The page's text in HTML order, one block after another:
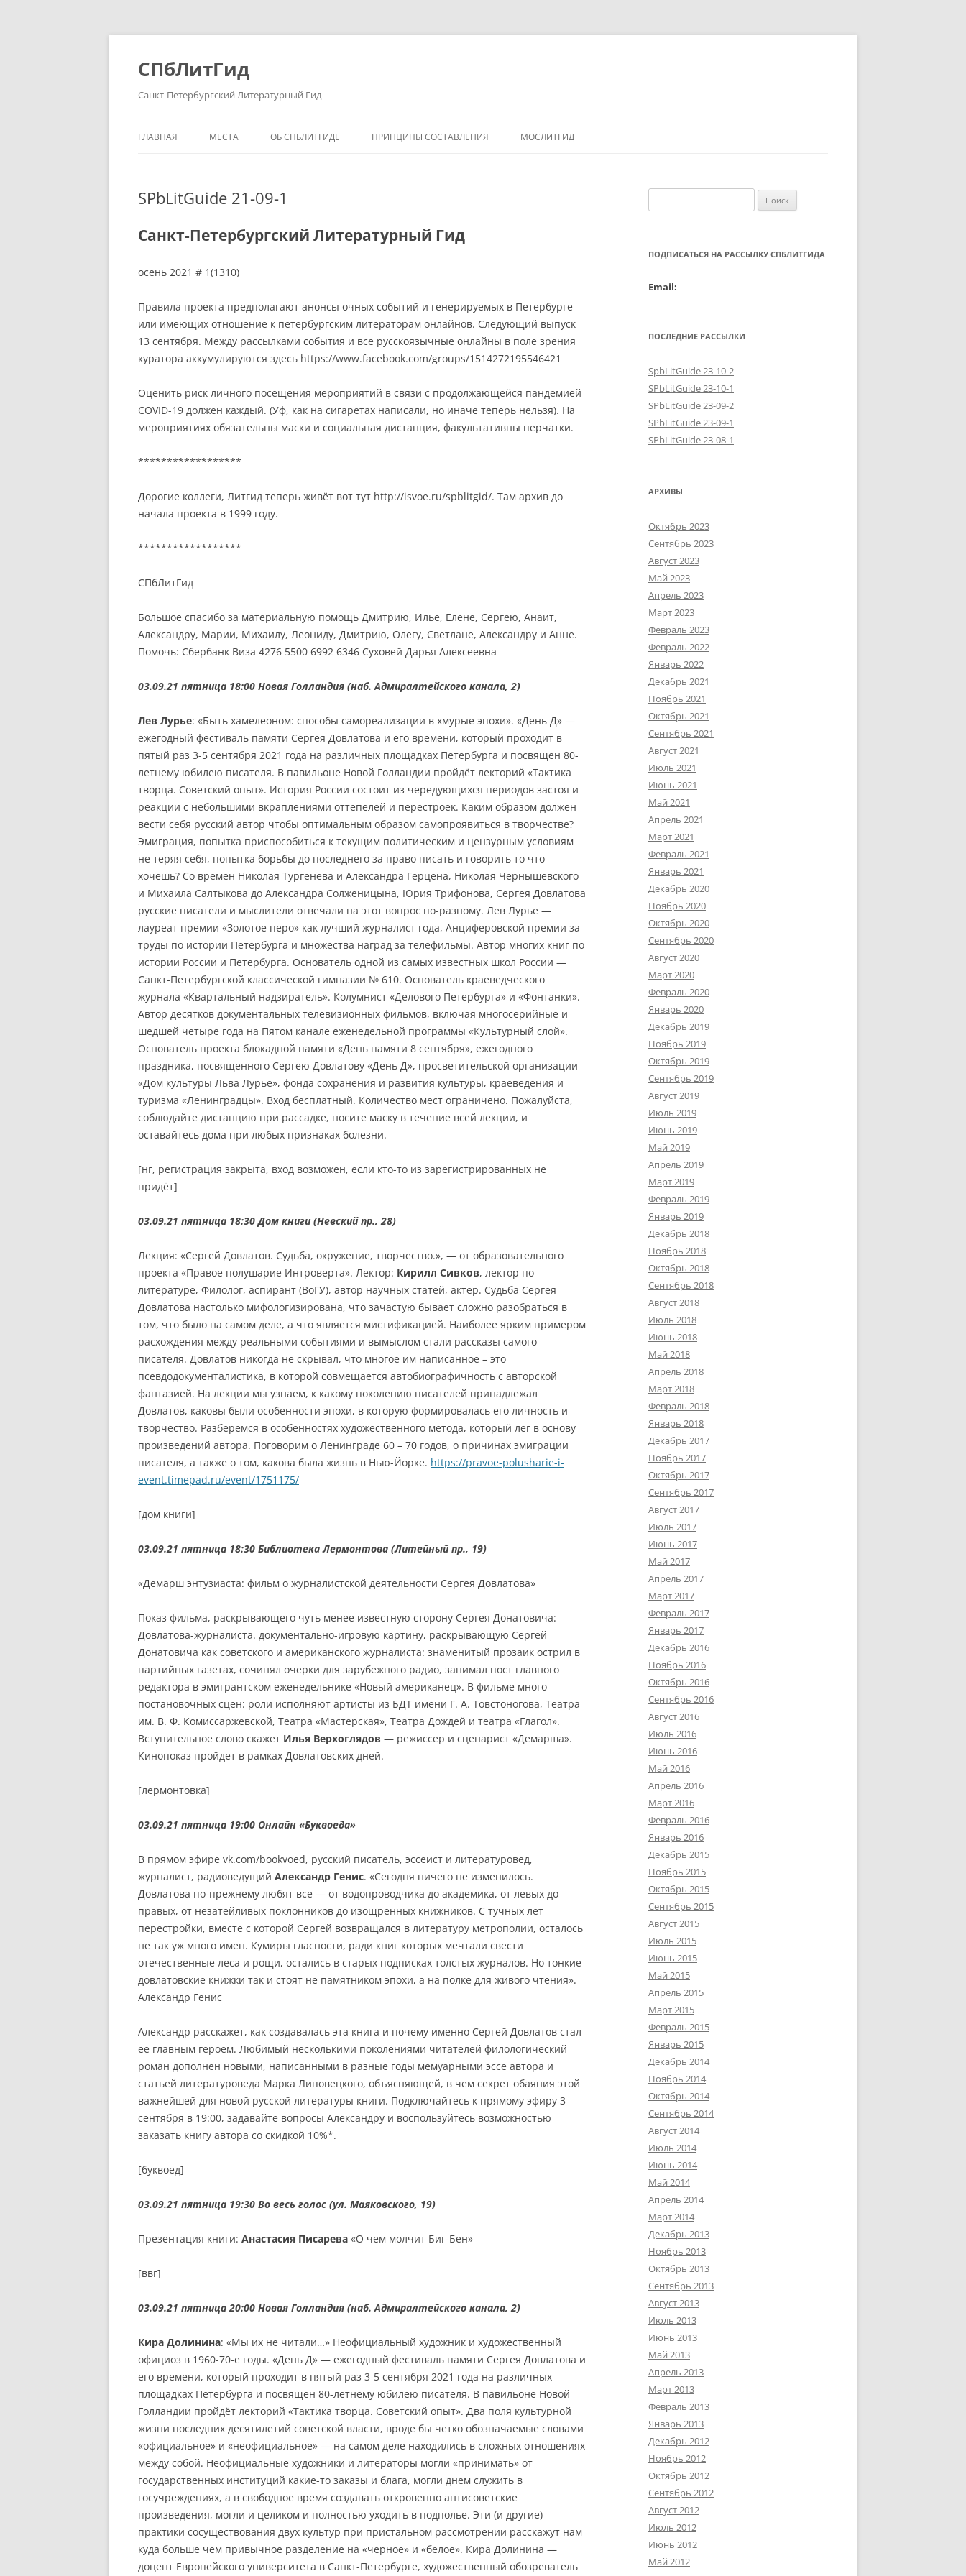
Перейти
содержимому
СПбЛитГид
Санкт-Петербургский Литературный Гид
ГЛАВНАЯ МЕСТА ОБ СПБЛИТГИДЕ ПРИНЦИПЫ СОСТАВЛЕНИЯ МОСЛИТГИД
SPbLitGuide 21-09-1
Санкт-Петербургский Литературный Гид
осень 2021 # 1(1310)
Правила проекта предполагают анонсы очных событий и генерируемых в Петербурге
или имеющих отношение к петербургским литераторам онлайнов. Следующий выпуск
13 сентября. Между рассылками события и все русскоязычные онлайны в поле зрения
куратора аккумулируются здесь https://www.facebook.com/groups/1514272195546421
Оценить риск личного посещения мероприятий в связи с продолжающейся пандемией
COVID-19 должен каждый. (Уф, как на сигаретах написали, но иначе теперь нельзя). На
мероприятиях обязательны маски и социальная дистанция, факультативны перчатки.
******************
Дорогие коллеги, Литгид теперь живёт вот тут http://isvoe.ru/spblitgid/. Там архив до
начала проекта в 1999 году.
******************
СПбЛитГид
Большое спасибо за материальную помощь Дмитрию, Илье, Елене, Сергею, Анаит,
Александру, Марии, Михаилу, Леониду, Дмитрию, Олегу, Светлане, Александру и Анне.
Помочь: Сбербанк Виза 4276 5500 6992 6346 Суховей Дарья Алексеевна
03.09.21 пятница 18:00 Новая Голландия (наб. Адмиралтейского канала, 2)
Лев Лурье: «Быть хамелеоном: способы самореализации в хмурые эпохи». «День Д» —
ежегодный фестиваль памяти Сергея Довлатова и его времени, который проходит в
пятый раз 3-5 сентября 2021 года на различных площадках Петербурга и посвящен 80-
летнему юбилею писателя. В павильоне Новой Голландии пройдёт лекторий «Тактика
творца. Советский опыт». История России состоит из чередующихся периодов застоя и
реакции с небольшими вкраплениями оттепелей и перестроек. Каким образом должен
вести себя русский автор чтобы оптимальным образом самопроявиться в творчестве?
Эмиграция, попытка приспособиться к текущим политическим и цензурным условиям
не теряя себя, попытка борьбы до последнего за право писать и говорить то что
хочешь? Со времен Николая Тургенева и Александра Герцена, Николая Чернышевского
и Михаила Салтыкова до Александра Солженицына, Юрия Трифонова, Сергея Довлатова
русские писатели и мыслители отвечали на этот вопрос по-разному. Лев Лурье —
лауреат премии «Золотое перо» как лучший журналист года, Анциферовской премии за
труды по истории Петербурга и множества наград за телефильмы. Автор многих книг по
истории России и Петербурга. Основатель одной из самых известных школ России —
Санкт-Петербургской классической гимназии № 610. Основатель краеведческого
журнала «Квартальный надзиратель». Колумнист «Делового Петербурга» и «Фонтанки».
Автор десятков документальных телевизионных фильмов, включая многосерийные и
шедшей четыре года на Пятом канале еженедельной программы «Культурный слой».
Основатель проекта блокадной памяти «День памяти 8 сентября», ежегодного
праздника, посвященного Сергею Довлатову «День Д», просветительской организации
«Дом культуры Льва Лурье», фонда сохранения и развития культуры, краеведения и
туризма «Ленинградцы». Вход бесплатный. Количество мест ограничено. Пожалуйста,
соблюдайте дистанцию при рассадке, носите маску в течение всей лекции, и
оставайтесь дома при любых признаках болезни.
[нг, регистрация закрыта, вход возможен, если кто-то из зарегистрированных не
придёт]
03.09.21 пятница 18:30Дом книги (Невский пр., 28)
Лекция: «Сергей Довлатов. Судьба, окружение, творчество.», — от образовательного
проекта «Правое полушарие Интроверта». Лектор: Кирилл Сивков, лектор по
литературе, Филолог, аспирант (ВоГУ), автор научных статей, актер. Судьба Сергея
Довлатова настолько мифологизирована, что зачастую бывает сложно разобраться в
том, что было на самом деле, а что является мистификацией. Наиболее ярким примером
расхождения между реальными событиями и вымыслом стали рассказы самого
писателя. Довлатов никогда не скрывал, что многое им написанное – это
псевдодокументалистика, в которой совмещается автобиографичность с авторской
фантазией. На лекции мы узнаем, к какому поколению писателей принадлежал
Довлатов, каковы были особенности эпохи, в которую формировалась его личность и
творчество. Разберемся в особенностях художественного метода, который лег в основу
произведений автора. Поговорим о Ленинграде 60 – 70 годов, о причинах эмиграции
писателя, а также о том, какова была жизнь в Нью-Йорке. https://pravoe-polusharie-i-
event.timepad.ru/event/1751175/
[дом книги]
03.09.21 пятница 18:30 Библиотека Лермонтова (Литейный пр., 19)
«Демарш энтузиаста: фильм о журналистской деятельности Сергея Довлатова»
Показ фильма, раскрывающего чуть менее известную сторону Сергея Донатовича:
Довлатова-журналиста. документально-игровую картину, раскрывающую Сергей
Донатовича как советского и американского журналиста: знаменитый прозаик острил в
партийных газетах, сочинял очерки для зарубежного радио, занимал пост главного
редактора в эмигрантском еженедельнике «Новый американец». В фильме много
постановочных сцен: роли исполняют артисты из БДТ имени Г. А. Товстоногова, Театра
им. В. Ф. Комиссаржевской, Театра «Мастерская», Театра Дождей и театра «Глагол».
Вступительное слово скажет Илья Верхоглядов — режиссер и сценарист «Демарша».
Кинопоказ пройдет в рамках Довлатовских дней.
[лермонтовка]
03.09.21 пятница 19:00 Онлайн «Буквоеда»
В прямом эфире vk.com/bookvoed, русский писатель, эссеист и литературовед,
журналист, радиоведущий Александр Генис. «Сегодня ничего не изменилось.
Довлатова по-прежнему любят все — от водопроводчика до академика, от левых до
правых, от незатейливых поклонников до изощренных книжников. С тучных лет
перестройки, вместе с которой Сергей возвращался в литературу метрополии, осталось
не так уж много имен. Кумиры гласности, ради книг которых мечтали свести
отечественные леса и рощи, остались в старых подписках толстых журналов. Но тонкие
довлатовские книжки так и стоят не памятником эпохи, а на полке для живого чтения».
Александр Генис
Александр расскажет, как создавалась эта книга и почему именно Сергей Довлатов стал
ее главным героем. Любимый несколькими поколениями читателей филологический
роман дополнен новыми, написанными в разные годы мемуарными эссе автора и
статьей литературоведа Марка Липовецкого, объясняющей, в чем секрет обаяния этой
важнейшей для новой русской литературы книги. Подключайтесь к прямому эфиру 3
сентября в 19:00, задавайте вопросы Александру и воспользуйтесь возможностью
заказать книгу автора со скидкой 10%*.
[буквоед]
03.09.21 пятница 19:30 Во весь голос (ул. Маяковского, 19)
Презентация книги: Анастасия Писарева «О чем молчит Биг-Бен»
[ввг]
03.09.21 пятница 20:00 Новая Голландия (наб. Адмиралтейского канала, 2)
Кира Долинина: «Мы их не читали…» Неофициальный художник и художественный
официоз в 1960-70-е годы. «День Д» — ежегодный фестиваль памяти Сергея Довлатова и
его времени, который проходит в пятый раз 3-5 сентября 2021 года на различных
площадках Петербурга и посвящен 80-летнему юбилею писателя. В павильоне Новой
Голландии пройдёт лекторий «Тактика творца. Советский опыт». Два поля культурной
жизни последних десятилетий советской власти, вроде бы четко обозначаемые словами
«официальное» и «неофициальное» — на самом деле находились в сложных отношениях
между собой. Неофициальные художники и литераторы могли «принимать» от
государственных институций какие-то заказы и блага, могли днем служить в
госучреждениях, а в свободное время создавать откровенно антисоветские
произведения, могли и целиком и полностью уходить в подполье. Эти (и другие)
практики сосуществования двух культур при пристальном рассмотрении расскажут нам
куда больше чем привычное разделение на «черное» и «белое». Кира Долинина —
доцент Европейского университета в Санкт-Петербурге, художественный обозреватель
ПОДПИСАТЬСЯ НА РАССЫЛКУ СПБЛИТГИДА
Email:
ПОСЛЕДНИЕ РАССЫЛКИ
SpbLitGuide 23-10-2
SPbLitGuide 23-10-1
SPbLitGuide 23-09-2
SPbLitGuide 23-09-1
SPbLitGuide 23-08-1
АРХИВЫ
Октябрь 2023
Сентябрь 2023
Август 2023
Май 2023
Апрель 2023
Март 2023
Февраль 2023
Февраль 2022
Январь 2022
Декабрь 2021
Ноябрь 2021
Октябрь 2021
Сентябрь 2021
Август 2021
Июль 2021
Июнь 2021
Май 2021
Апрель 2021
Март 2021
Февраль 2021
Январь 2021
Декабрь 2020
Ноябрь 2020
Октябрь 2020
Сентябрь 2020
Август 2020
Март 2020
Февраль 2020
Январь 2020
Декабрь 2019
Ноябрь 2019
Октябрь 2019
Сентябрь 2019
Август 2019
Июль 2019
Июнь 2019
Май 2019
Апрель 2019
Март 2019
Февраль 2019
Январь 2019
Декабрь 2018
Ноябрь 2018
Октябрь 2018
Сентябрь 2018
Август 2018
Июль 2018
Июнь 2018
Май 2018
Апрель 2018
Март 2018
Февраль 2018
Январь 2018
Декабрь 2017
Ноябрь 2017
Октябрь 2017
Сентябрь 2017
Август 2017
Июль 2017
Июнь 2017
Май 2017
Апрель 2017
Март 2017
Февраль 2017
Январь 2017
Декабрь 2016
Ноябрь 2016
Октябрь 2016
Сентябрь 2016
Август 2016
Июль 2016
Июнь 2016
Май 2016
Апрель 2016
Март 2016
Февраль 2016
Январь 2016
Декабрь 2015
Ноябрь 2015
Октябрь 2015
Сентябрь 2015
Август 2015
Июль 2015
Июнь 2015
Май 2015
Апрель 2015
Март 2015
Февраль 2015
Январь 2015
Декабрь 2014
Ноябрь 2014
Октябрь 2014
Сентябрь 2014
Август 2014
Июль 2014
Июнь 2014
Май 2014
Апрель 2014
Март 2014
Декабрь 2013
Ноябрь 2013
Октябрь 2013
Сентябрь 2013
Август 2013
Июль 2013
Июнь 2013
Май 2013
Апрель 2013
Март 2013
Февраль 2013
Январь 2013
Декабрь 2012
Ноябрь 2012
Октябрь 2012
Сентябрь 2012
Август 2012
Июль 2012
Июнь 2012
Май 2012